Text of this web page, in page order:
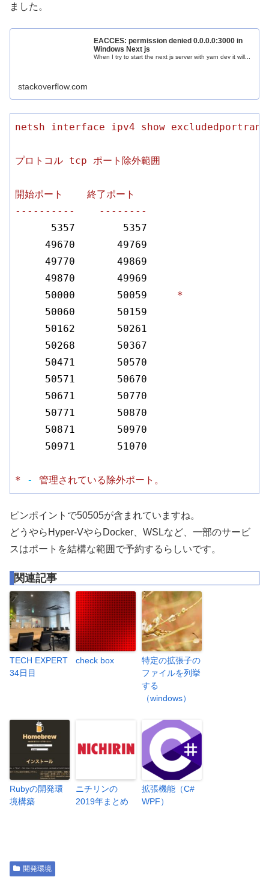
ました。
EACCES: permission denied 0.0.0.0:3000 in
Windows Next js
When I try to start the next js server with yarn dev it will...
stackoverflow.com
netsh interface ipv4 show
プロトコル tcp ポート除外範囲
開始ポート
終了ポート
----------
--------
5357
5357
49670
49769
49770
49869
49870
49969
50000
50059
*
50060
50159
50162
50261
50268
50367
50471
50570
50571
50670
50671
50770
50771
50870
50871
50970
50971
51070
* - 管理されている除外ポート。
ピンポイントで50505が含まれていますね。
どうやらHyper-VやらDocker、WSLなど、一部のサービ
スはポートを結構な範囲で予約するらしいです。
関連記事
TECH EXPERT
34日目
check box
特定の拡張子の
ファイルを列挙
する
（windows）
Rubyの開発環
境構築
ニチリンの
2019年まとめ
拡張機能（C#
WPF）
開発環境